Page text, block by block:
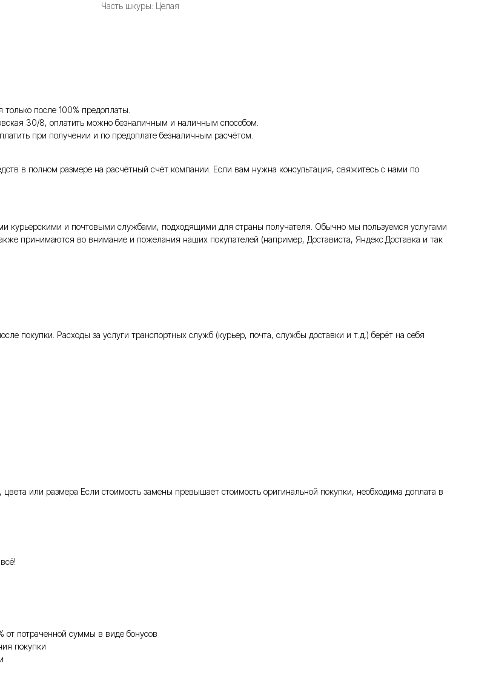
Часть шкуры: Целая
после 100% предоплаты.
30/8, оплатить можно безналичным и наличным способом.
при получении и по предоплате безналичным расчётом.
в полном размере на расчётный счёт компании. Если вам нужна консультация, свяжитесь с нами по
курьерскими и почтовыми службами, подходящими для страны получателя. Обычно мы пользуемся услугами
принимаются во внимание и пожелания наших покупателей (например, Достависта, Яндекс.Доставка и так
покупки. Расходы за услуги транспортных служб (курьер, почта, службы доставки и т.д.) берёт на себя
или размера Если стоимость замены превышает стоимость оригинальной покупки, необходима доплата в
от потраченной суммы в виде бонусов
покупки